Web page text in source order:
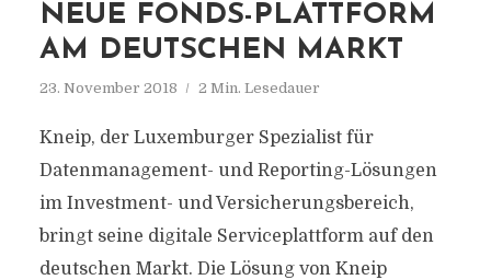
NEUE FONDS-PLATTFORM
AM DEUTSCHEN MARKT
23. November 2018 2 Min. Lesedauer
Kneip, der Luxemburger Spezialist für
Datenmanagement- und Reporting-Lösungen
im Investment- und Versicherungsbereich,
bringt seine digitale Serviceplattform auf den
deutschen Markt. Die Lösung von Kneip